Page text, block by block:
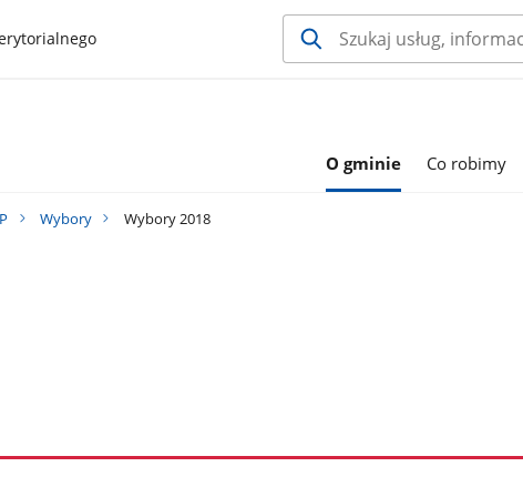
O gminie Co robimy
Wybory Wybory 2018